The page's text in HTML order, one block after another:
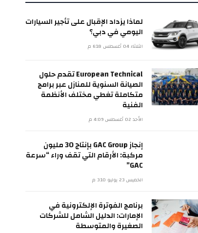
لماذا يزداد الإقبال على تأجير السيارات
اليومي في دبي؟
الثلاثاء 04 أغسطس 6:18 م
European Technical تقدم حلول
الصيانة السنوية للمنازل عبر برامج
متكاملة تغطي مختلف الأنظمة
الفنية
الأحد 02 أغسطس 4:09 م
إنجاز GAC Group بإنتاج 30 مليون
مركبة: الأرقام التي تقف وراء “سرعة
GAC”
الخميس 23 يوليو 3:10 م
برنامج الفوترة الإلكترونية في
الإمارات: الدليل الشامل للشركات
الصغيرة والمتوسطة